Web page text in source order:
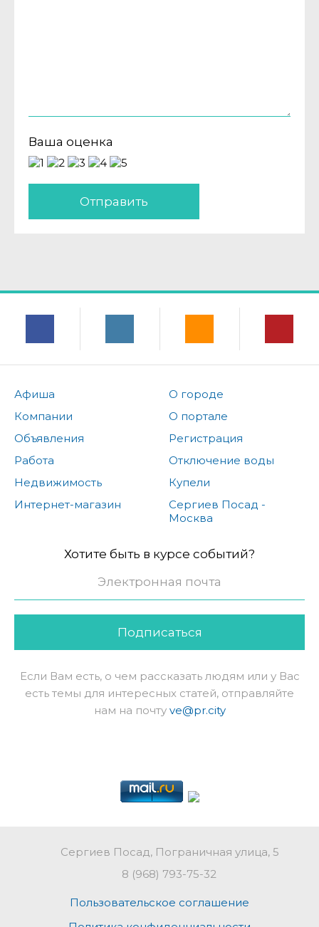
Ваша оценка
Отправить
Афиша
Компании
Объявления
Работа
Недвижимость
Интернет-магазин
О городе
О портале
Регистрация
Отключение воды
Купели
Сергиев Посад -
Москва
Хотите быть в курсе событий?
Подписаться
Если Вам есть, о чем рассказать людям или у Вас
есть темы для интересных статей, отправляйте
нам на почту ve@pr.city
Сергиев Посад, Пограничная улица, 5
8 (968) 793-75-32
Пользовательское соглашение